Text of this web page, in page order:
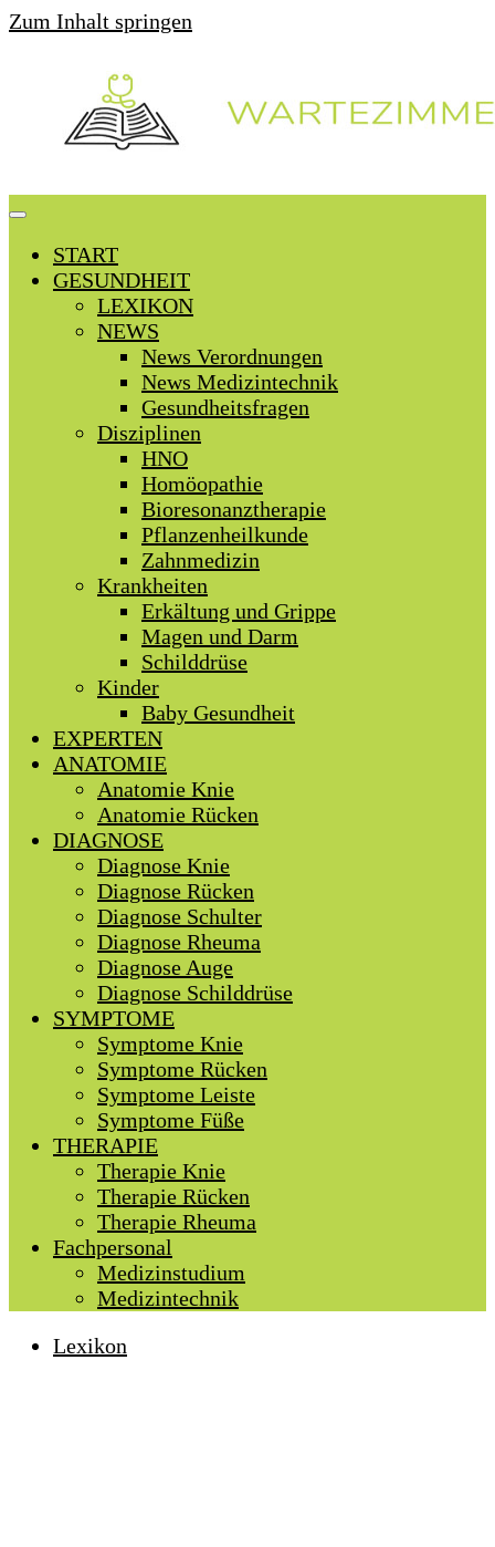
Zum Inhalt springen
START
GESUNDHEIT
LEXIKON
NEWS
News Verordnungen
News Medizintechnik
Gesundheitsfragen
Disziplinen
HNO
Homöopathie
Bioresonanztherapie
Pflanzenheilkunde
Zahnmedizin
Krankheiten
Erkältung und Grippe
Magen und Darm
Schilddrüse
Kinder
Baby Gesundheit
EXPERTEN
ANATOMIE
Anatomie Knie
Anatomie Rücken
DIAGNOSE
Diagnose Knie
Diagnose Rücken
Diagnose Schulter
Diagnose Rheuma
Diagnose Auge
Diagnose Schilddrüse
SYMPTOME
Symptome Knie
Symptome Rücken
Symptome Leiste
Symptome Füße
THERAPIE
Therapie Knie
Therapie Rücken
Therapie Rheuma
Fachpersonal
Medizinstudium
Medizintechnik
Lexikon